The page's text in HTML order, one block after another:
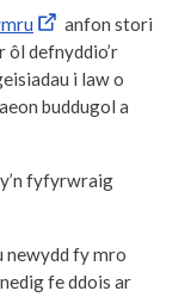
anfon stori
ôl defnyddio’r
i law o
buddugol a
fyfyrwraig
newydd fy mro
fe ddois ar